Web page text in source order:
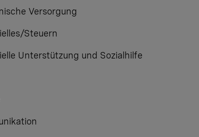
Versorgung
Steuern
Unterstützung und Sozialhilfe